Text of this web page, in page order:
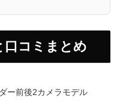
口コミまとめ
ー前後2カメラモデル